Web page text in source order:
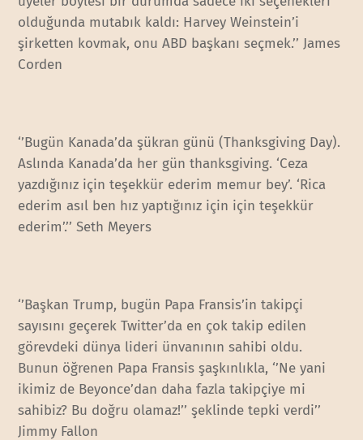
olduğunda mutabık kaldı: Harvey Weinstein’i
şirketten kovmak, onu ABD başkanı seçmek.’’ James
Corden
‘’Bugün Kanada’da şükran günü (Thanksgiving Day).
Aslında Kanada’da her gün thanksgiving. ‘Ceza
yazdığınız için teşekkür ederim memur bey’. ‘Rica
ederim asıl ben hız yaptığınız için için teşekkür
ederim’.’’ Seth Meyers
‘’Başkan Trump, bugün Papa Fransis’in takipçi
sayısını geçerek Twitter’da en çok takip edilen
görevdeki dünya lideri ünvanının sahibi oldu.
Bunun öğrenen Papa Fransis şaşkınlıkla, ‘’Ne yani
ikimiz de Beyonce’dan daha fazla takipçiye mi
sahibiz? Bu doğru olamaz!’’ şeklinde tepki verdi’’
Jimmy Fallon